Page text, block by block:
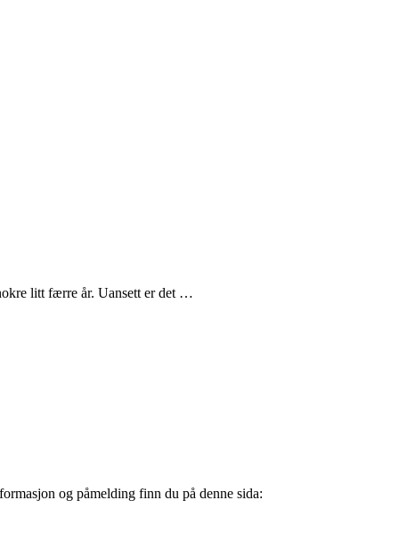
litt færre år. Uansett er det …
og påmelding finn du på denne sida: